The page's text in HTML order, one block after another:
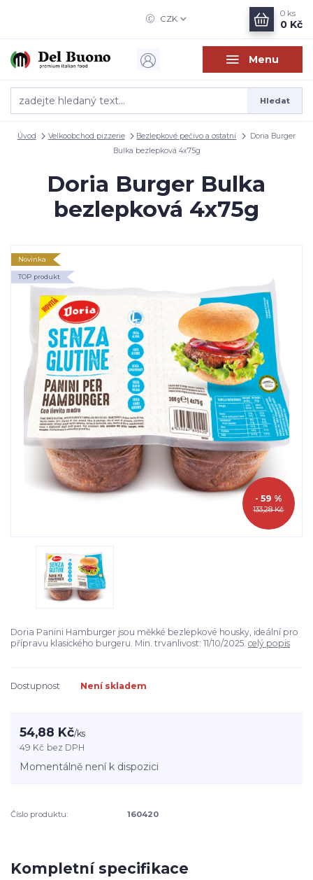
Menu
CZK
Hledat
0 ks
0 Kč
Úvod Velkoobchod pizzerie Bezlepkové pečivo a ostatní
Doria Burger
Bulka bezlepková 4x75g
Doria Burger Bulka
bezlepková 4x75g
Novinka
TOP produkt
133,28 Kč
- 59 %
Doria Panini Hamburger jsou měkké bezlepkové housky, ideální pro
přípravu klasického burgeru. Min. trvanlivost: 11/10/2025. celý popis
Dostupnost Není skladem
54,88 Kč/ks
49 Kč bez DPH
Momentálně není k dispozici
Číslo produktu: 160420
Kompletní specifikace